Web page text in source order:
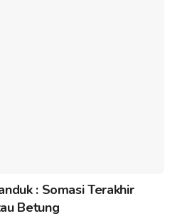
: Somasi Terakhir
Betung